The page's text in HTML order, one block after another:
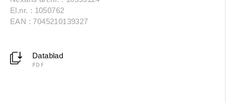
El.nr. : 1050762
EAN : 7045210139327
Datablad
PDF